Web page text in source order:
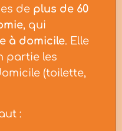
de plus de 60
, qui
à domicile. Elle
partie les
(toilette,
: